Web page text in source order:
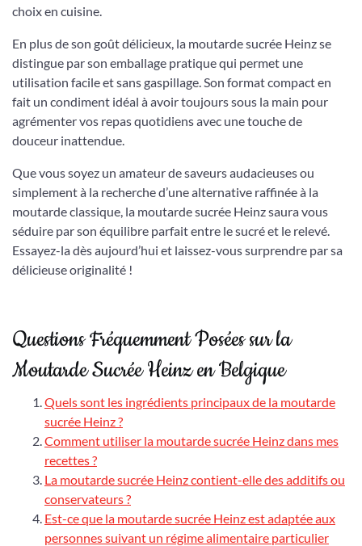
choix en cuisine.
En plus de son goût délicieux, la moutarde sucrée Heinz se
distingue par son emballage pratique qui permet une
utilisation facile et sans gaspillage. Son format compact en
fait un condiment idéal à avoir toujours sous la main pour
agrémenter vos repas quotidiens avec une touche de
douceur inattendue.
Que vous soyez un amateur de saveurs audacieuses ou
simplement à la recherche d’une alternative raffinée à la
moutarde classique, la moutarde sucrée Heinz saura vous
séduire par son équilibre parfait entre le sucré et le relevé.
Essayez-la dès aujourd’hui et laissez-vous surprendre par sa
délicieuse originalité !
Questions Fréquemment Posées sur la
Moutarde Sucrée Heinz en Belgique
Quels sont les ingrédients principaux de la moutarde
sucrée Heinz ?
Comment utiliser la moutarde sucrée Heinz dans mes
recettes ?
La moutarde sucrée Heinz contient-elle des additifs ou
conservateurs ?
Est-ce que la moutarde sucrée Heinz est adaptée aux
personnes suivant un régime alimentaire particulier